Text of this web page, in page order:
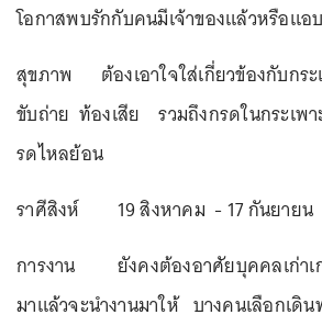
โอกาสพบรักกับคนมีเจ้าของแล้วหรือแอ
สุขภาพ ต้องเอาใจใส่เกี่ยวข้องกับกระ
ขับถ่าย ท้องเสีย รวมถึงกรดในกระเพ
รดไหลย้อน
ราศีสิงห์ 19 สิงหาคม - 17 กันยายน
การงาน ยังคงต้องอาศัยบุคคลเก่าเ
มาแล้วจะนำงานมาให้ บางคนเลือกเดิน